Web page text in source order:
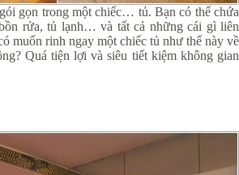
gọn trong một chiếc… tủ. Bạn có thể chứa
rửa, tủ lạnh… và tất cả những cái gì liên
muốn rinh ngay một chiếc tủ như thế này về
Quá tiện lợi và siêu tiết kiệm không gian